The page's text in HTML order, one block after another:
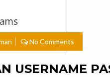
No Comments
USERNAME